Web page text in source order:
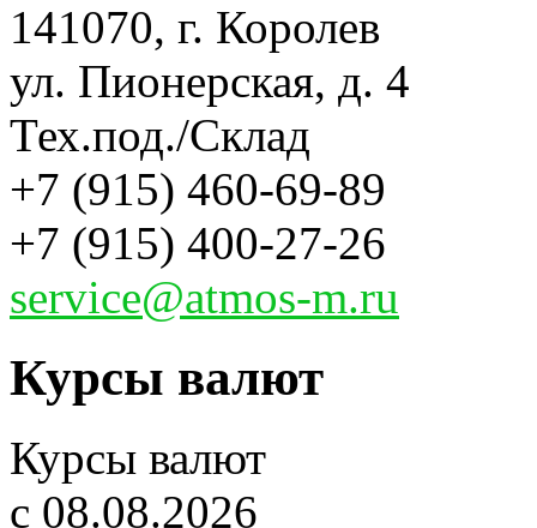
141070, г. Королев
ул. Пионерская, д. 4
Тех.под./Склад
+7 (915) 460-69-89
+7 (915) 400-27-26
service@atmos-m.ru
Курсы валют
Курсы валют
c 08.08.2026